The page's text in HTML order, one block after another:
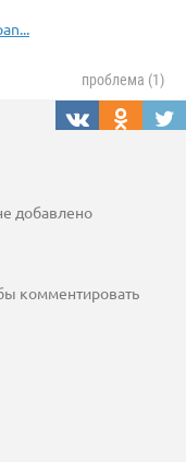
проблема (1)
добавлено
комментировать